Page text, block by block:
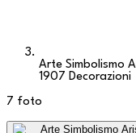
Arte Simbolismo
1907 Decorazioni
7 foto